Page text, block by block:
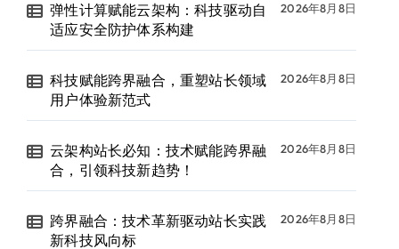
弹性计算赋能云架构：科技驱动自
适应安全防护体系构建
2026年8月8日
科技赋能跨界融合，重塑站长领域
用户体验新范式
2026年8月8日
云架构站长必知：技术赋能跨界融
合，引领科技新趋势！
2026年8月8日
跨界融合：技术革新驱动站长实践
新科技风向标
2026年8月8日